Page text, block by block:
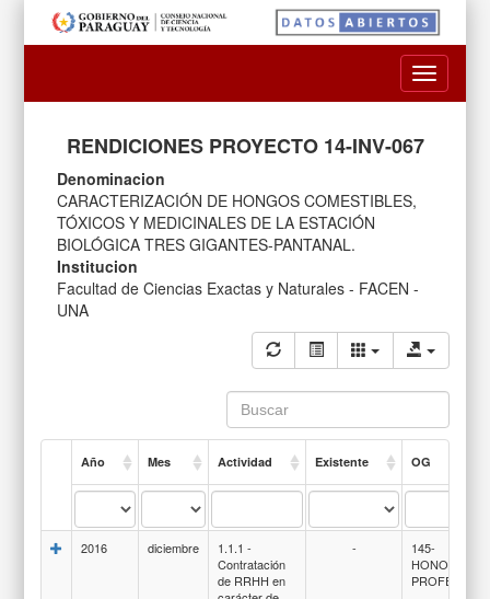
Toggle
RENDICIONES PROYECTO 14-INV-067
Denominacion
CARACTERIZACIÓN DE HONGOS COMESTIBLES,
TÓXICOS Y MEDICINALES DE LA ESTACIÓN
BIOLÓGICA TRES GIGANTES-PANTANAL.
Institucion
Facultad de Ciencias Exactas y Naturales - FACEN -
UNA
Año Mes Actividad Existente OG
2016 diciembre
1.1.1 -
Contratación
de RRHH en
-
145-